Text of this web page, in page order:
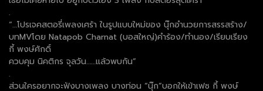
.
“…โปรเจคสตอรี่เพลงเศร้า ในรูปแบบใหม่ของ นุ๊กอำนวยการสรรสร้าง/
บทMVโดย Natapob Charnat (บอสใหญ่)คำร้อง/ทำนอง/เรียบเรียง
กี้ พงษ์ศักดิ์
ควบคุม นิคติกร จุลวัน……แล้วพบกัน”
.
ส่วนใครอยากจะฟังบางเพลง บางท่อน “นุ๊ก”บอกให้เข้าเฟซ กี้ พงษ์